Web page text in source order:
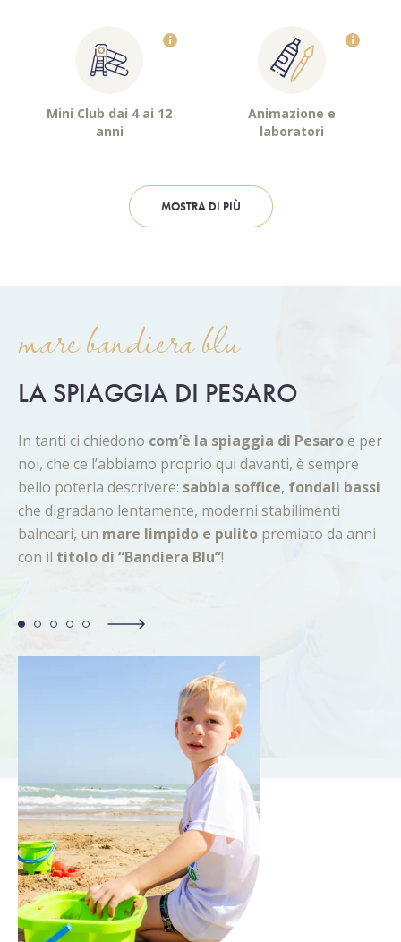
Mini Club dai 4 ai 12
anni
Animazione e
laboratori
MOSTRA DI PIÙ
mare bandiera blu
LA SPIAGGIA DI PESARO
In tanti ci chiedono com’è la spiaggia di Pesaroe per
noi, che ce l’abbiamo proprio qui davanti, è sempre
bello poterla descrivere: sabbia soffice, fondali bassi
che digradano lentamente, moderni stabilimenti
balneari, un mare limpido e pulito premiato da anni
con il titolo di “Bandiera Blu”!